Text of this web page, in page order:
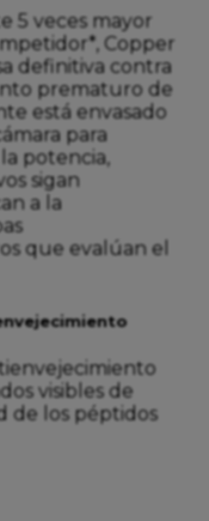
5 veces mayor
Copper
definitiva contra
prematuro de
está envasado
para
potencia,
sigan
a la
que evalúan el
visibles de
de los péptidos